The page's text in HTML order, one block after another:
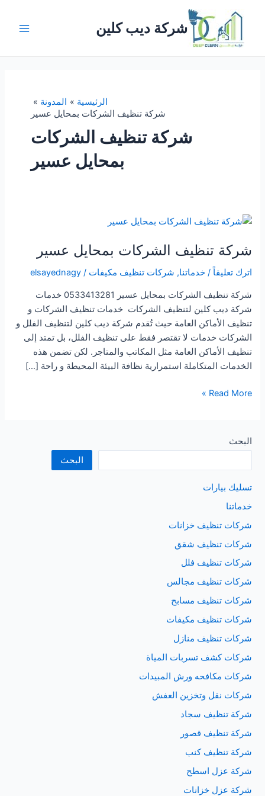
شركة ديب كلين
الرئيسية
المدونة
شركة تنظيف الشركات بمحايل عسير
شركة تنظيف الشركات
بمحايل عسير
شركة تنظيف الشركات بمحايل عسير
اترك تعليقاً /خدماتنا, شركات تنظيف مكيفات /
elsayednagy
شركة تنظيف الشركات بمحايل عسير 0533413281 خدمات
شركة ديب كلين لتنظيف الشركات خدمات تنظيف الشركات و
تنظيف الأماكن العامة حيث تُقدم شركة ديب كلين لتنظيف الفلل و
الشركات خدمات لا تقتصر فقط على تنظيف الفلل، بل تمتد إلى
تنظيف الأماكن العامة مثل المكاتب والمتاجر. لكن تضمن هذه
الخدمات المتكاملة استمرارية نظافة البيئة المحيطة و راحة […]
شركة
بمحايل
عسير
Read More »
البحث
البحث
تسليك بيارات
خدماتنا
شركات تنظيف خزانات
شركات تنظيف شقق
شركات تنظيف فلل
شركات تنظيف مجالس
شركات تنظيف مسابح
شركات تنظيف مكيفات
شركات تنظيف منازل
شركات كشف تسربات المياة
شركات مكافحه ورش المبيدات
شركات نقل وتخزين العفش
شركة تنظيف سجاد
شركة تنظيف قصور
شركة تنظيف كنب
شركة عزل اسطح
شركة عزل خزانات